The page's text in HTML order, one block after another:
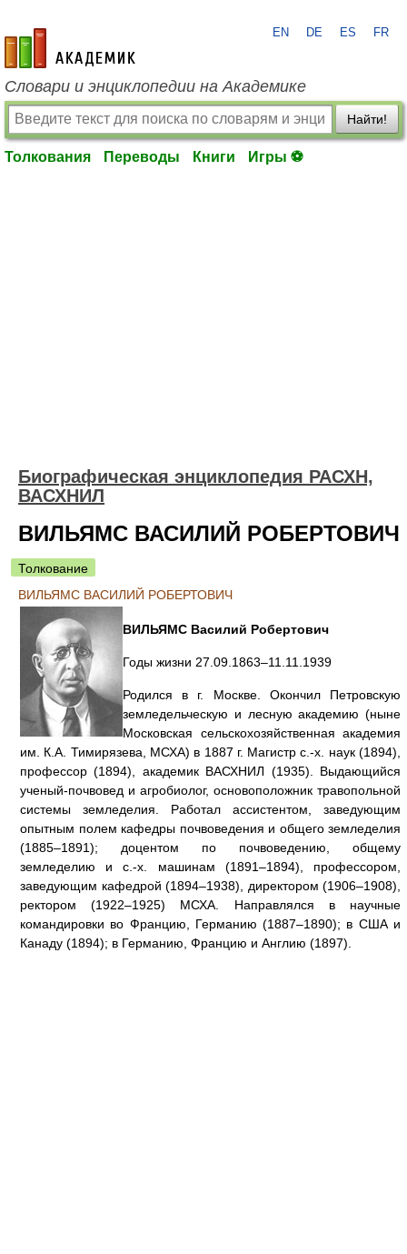
academic.ru
EN DE ES FR
Словари и энциклопедии на Академике
Найти!
Толкования Переводы Книги Игры ⚽
Биографическая энциклопедия РАСХН,
ВАСХНИЛ
ВИЛЬЯМС ВАСИЛИЙ РОБЕРТОВИЧ
Толкование
ВИЛЬЯМС ВАСИЛИЙ РОБЕРТОВИЧ
ВИЛЬЯМС Василий Робертович
Годы жизни 27.09.1863–11.11.1939
Родился в г. Москве. Окончил Петровскую
земледельческую и лесную академию (ныне
Московская сельскохозяйственная академия
им. К.А. Тимирязева, МСХА) в 1887 г. Магистр с.-х. наук (1894),
профессор (1894), академик ВАСХНИЛ (1935). Выдающийся
ученый-почвовед и агробиолог, основоположник травопольной
системы земледелия. Работал ассистентом, заведующим
опытным полем кафедры почвоведения и общего земледелия
(1885–1891); доцентом по почвоведению, общему
земледелию и с.-х. машинам (1891–1894), профессором,
заведующим кафедрой (1894–1938), директором (1906–1908),
ректором (1922–1925) МСХА. Направлялся в научные
командировки во Францию, Германию (1887–1890); в США и
Канаду (1894); в Германию, Францию и Англию (1897).